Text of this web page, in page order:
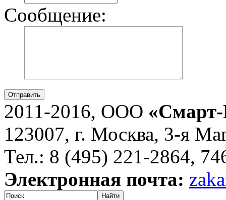
Сообщение:
Отправить
2011-2016, ООО
123007, г. Москва, 3-я
Тел.: 8 (495) 221-2864,
Электронная почта:
Найти